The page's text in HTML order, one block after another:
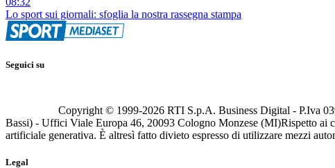
Lo sport sui giornali: sfoglia la nostra rassegna stampa
Seguici su
Copyright © 1999-2026 RTI S.p.A. Business Digital - P.Iva
Bassi) - Uffici Viale Europa 46, 20093 Cologno Monzese (MI)Rispetto ai
artificiale generativa. È altresì fatto divieto espresso di utilizzare mezzi
Legal